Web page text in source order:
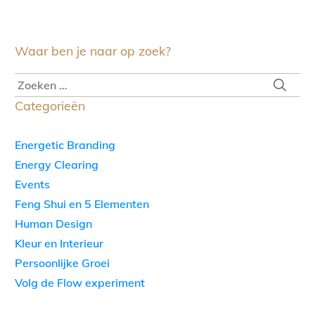
Waar ben je naar op zoek?
Categorieën
Energetic Branding
Energy Clearing
Events
Feng Shui en 5 Elementen
Human Design
Kleur en Interieur
Persoonlijke Groei
Volg de Flow experiment